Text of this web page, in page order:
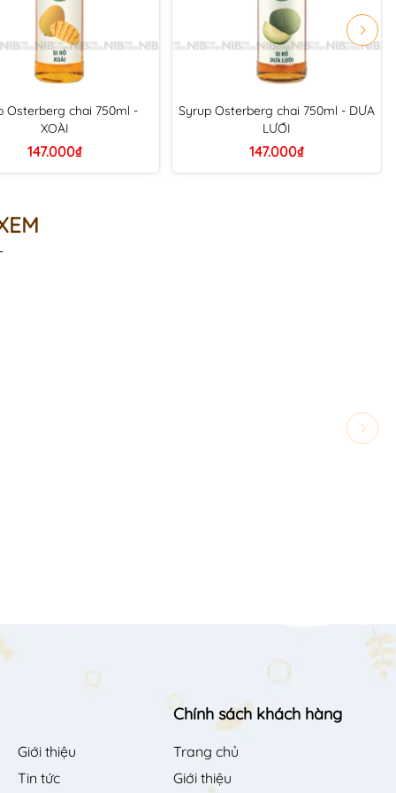
Osterberg chai 750ml -
XOÀI
147.000₫
Syrup Osterberg chai 750ml - DƯA
LƯỚI
147.000₫
Giới thiệu
Tin tức
Chính sách khách hàng
Trang chủ
Giới thiệu